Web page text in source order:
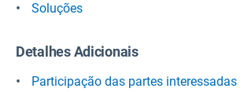
Soluções
Detalhes Adicionais
Participação das partes interessadas